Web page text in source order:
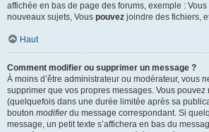
affichée en bas de page des forums, exemple : Vous
nouveaux sujets, Vous pouvez joindre des fichiers,
Haut
Comment modifier ou supprimer un message ?
À moins d’être administrateur ou modérateur, vous
supprimer que vos propres messages. Vous pouvez
(quelquefois dans une durée limitée après sa
bouton modifierdu message correspondant. Si
message, un petit texte s’affichera en bas du